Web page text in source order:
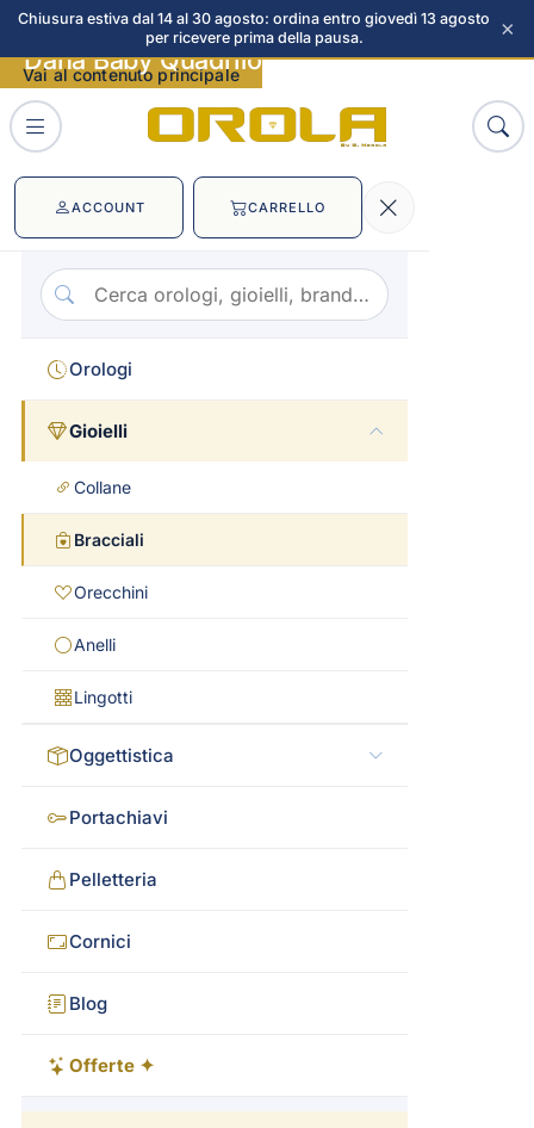
Chiusura estiva dal 14 al 30 agosto: ordina entro giovedì 13 agosto
per ricevere prima della pausa.
×
Vai al contenuto principale
ACCOUNT CARRELLO
Orologi
Gioielli
Collane
Bracciali
Orecchini
Anelli
Lingotti
Oggettistica
Portachiavi
Pelletteria
Cornici
Blog
Offerte ✦
Dana Baby Quadrifogli immagini